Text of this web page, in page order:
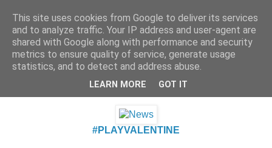
dimanche 10 février 2013
#PLAYVALENTINE
#PLAYVALENTINE
This site uses cookies from Google to deliver its services
and to analyze traffic. Your IP address and user-agent are
shared with Google along with performance and security
metrics to ensure quality of service, generate usage
statistics, and to detect and address abuse.
LEARN MORE GOT IT